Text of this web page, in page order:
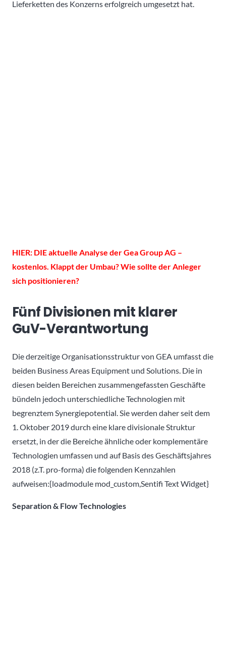
Lieferketten des Konzerns erfolgreich umgesetzt hat.
HIER: DIE aktuelle Analyse der Gea Group AG –
kostenlos. Klappt der Umbau? Wie sollte der Anleger
sich positionieren?
Fünf Divisionen mit klarer
GuV-Verantwortung
Die derzeitige Organisationsstruktur von GEA umfasst die
beiden Business Areas Equipment und Solutions. Die in
diesen beiden Bereichen zusammengefassten Geschäfte
bündeln jedoch unterschiedliche Technologien mit
begrenztem Synergiepotential. Sie werden daher seit dem
1. Oktober 2019 durch eine klare divisionale Struktur
ersetzt, in der die Bereiche ähnliche oder komplementäre
Technologien umfassen und auf Basis des Geschäftsjahres
2018 (z.T. pro-forma) die folgenden Kennzahlen
aufweisen:{loadmodule mod_custom,Sentifi Text Widget}
Separation & Flow Technologies